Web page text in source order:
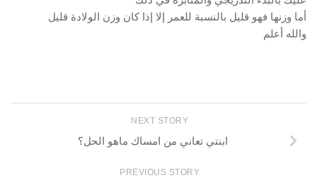
أما وزنها فهو قليل بالنسبة للعمر إلا إذا كان وزن الولادة قليل
والله أعلم
NEXT STORY
ابنتي تعاني من امساك ماهو الحل؟
PREVIOUS STORY